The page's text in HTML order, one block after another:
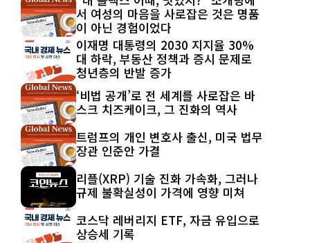
서 여성의 마음을 사로잡은 것은 명품
이 아닌 경험이었다
이재명 대통령의 2030 지지율 30%
대 하락, 부동산 정책과 증시 문제로
청년층의 반발 증가
‘비법 공개’로 전 세계를 사로잡은 바
스크 치즈케이크, 그 진화의 역사
트럼프의 개인 변호사 출신, 미국 법무
장관 인준안 가결
리플(XRP) 기술 진화 가속화, 그러나
규제 불확실성이 가격에 영향 미쳐
코스닥 레버리지 ETF, 자금 유입으로
상승세 기록